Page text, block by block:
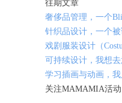
往期文章
奢侈品管理，一个
针织品设计，一个
戏剧服装设计（
可持续设计，我想
学习插画与动画，
关注MAMAMIA活动